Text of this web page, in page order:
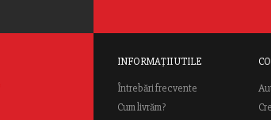
INFORMAȚII UTILE
Întrebări frecvente
Cum livrăm?